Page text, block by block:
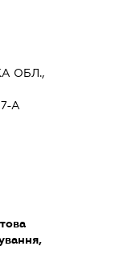
ОБЛ.,
А